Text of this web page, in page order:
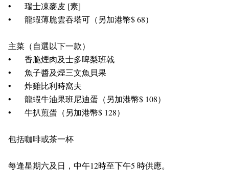
•
瑞士凍麥皮 [素]
•
龍蝦薄脆雲吞塔可（另加港幣$ 68）
主菜（自選以下一款）
•
香脆煙肉及士多啤梨班戟
•
魚子醬及煙三文魚貝果
•
炸雞比利時窩夫
•
龍蝦牛油果班尼迪蛋（另加港幣$ 108）
•
牛扒煎蛋（另加港幣$ 128）
包括咖啡或茶一杯
每逢星期六及日，中午12時至下午5 時供應。